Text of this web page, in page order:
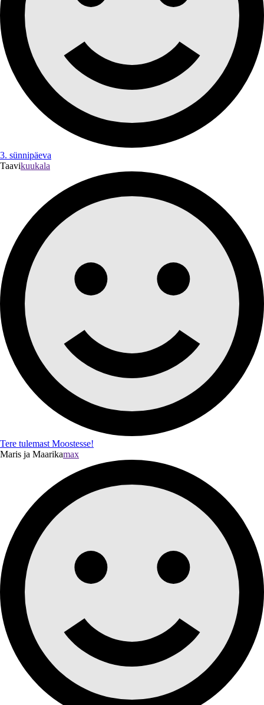
3. sünnipäeva
Taavikuukala
Tere tulemast Moostesse!
Maris ja Maarikamax